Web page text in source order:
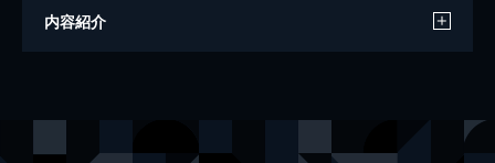
著者
内容紹介